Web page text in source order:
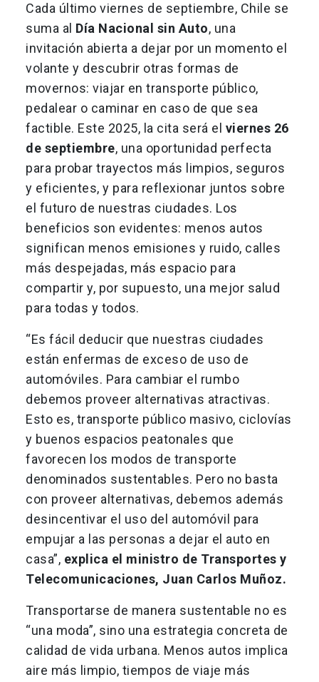
Cada último viernes de septiembre, Chile se
suma al Día Nacional sin Auto, una
invitación abierta a dejar por un momento el
volante y descubrir otras formas de
movernos: viajar en transporte público,
pedalear o caminar en caso de que sea
factible. Este 2025, la cita será el viernes 26
de septiembre, una oportunidad perfecta
para probar trayectos más limpios, seguros
y eficientes, y para reflexionar juntos sobre
el futuro de nuestras ciudades. Los
beneficios son evidentes: menos autos
significan menos emisiones y ruido, calles
más despejadas, más espacio para
compartir y, por supuesto, una mejor salud
para todas y todos.
“Es fácil deducir que nuestras ciudades
están enfermas de exceso de uso de
automóviles. Para cambiar el rumbo
debemos proveer alternativas atractivas.
Esto es, transporte público masivo, ciclovías
y buenos espacios peatonales que
favorecen los modos de transporte
denominados sustentables. Pero no basta
con proveer alternativas, debemos además
desincentivar el uso del automóvil para
empujar a las personas a dejar el auto en
casa”, explica el ministro de Transportes y
Telecomunicaciones, Juan Carlos Muñoz.
Transportarse de manera sustentable no es
“una moda”, sino una estrategia concreta de
calidad de vida urbana. Menos autos implica
aire más limpio, tiempos de viaje más